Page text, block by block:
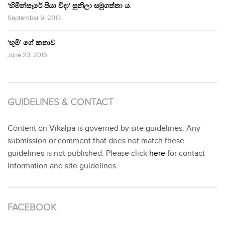
‘හිමින්සැරේ පියා විදා‘ සුනිලා සමුගත්තා ය.
September 9, 2013
‘භූමි’ ගේ කතාව
June 23, 2016
GUIDELINES & CONTACT
Content on Vikalpa is governed by site guidelines. Any
submission or comment that does not match these
guidelines is not published. Please click here for contact
information and site guidelines.
FACEBOOK